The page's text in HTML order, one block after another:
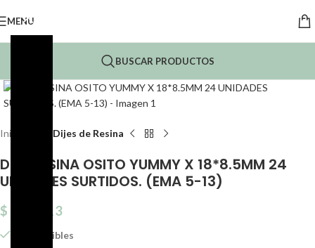
MENU
BUSCAR PRODUCTOS
Click to enlarge
Inicio Dijes de Resina
DIJE RESINA OSITO YUMMY X 18*8.5MM 24
UNIDADES SURTIDOS. (EMA 5-13)
$ 2.753,13
8 disponibles